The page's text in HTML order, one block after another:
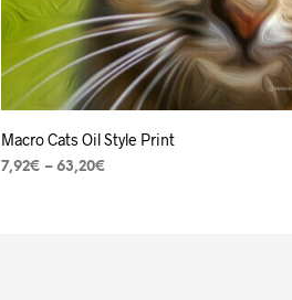
Macro Cats Oil Style Print
7,92€ –63,20€